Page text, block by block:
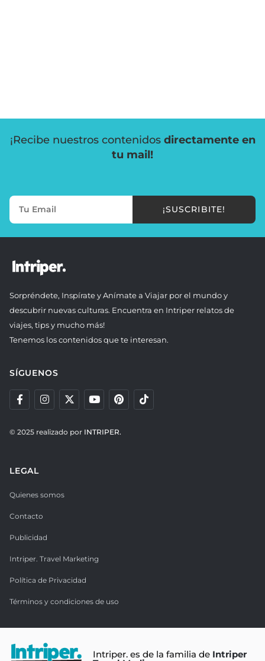
¡Recibe nuestros contenidos directamente en
tu mail!
¡SUSCRIBITE!
Sorpréndete, Inspírate y Anímate a Viajar por el mundo y
descubrir nuevas culturas. Encuentra en Intriper relatos de
viajes, tips y mucho más!
Tenemos los contenidos que te interesan.
SÍGUENOS
© 2025 realizado por INTRIPER.
LEGAL
Quienes somos
Contacto
Publicidad
Intriper. Travel Marketing
Política de Privacidad
Términos y condiciones de uso
Intriper. es de la familia de Intriper